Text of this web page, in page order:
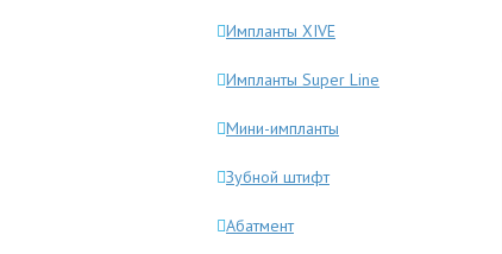
Импланты XIVE
Импланты Super Line
Мини-импланты
Зубной штифт
Абатмент